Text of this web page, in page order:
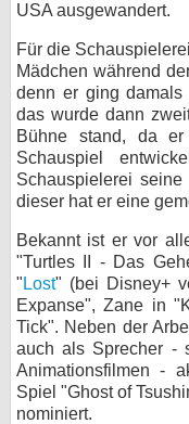
USA ausgewandert.
Für die
Mädchen während
denn er ging damals
das wurde dann
Bühne stand, da
Schauspiel
Schauspielerei
dieser hat er eine
Bekannt ist er vor
"Turtles II - Das
" Lost" (bei Disney+
Expanse", Zane in
Tick". Neben der
auch als Sprecher -
Animationsfilmen -
Spiel "Ghost of
nominiert.